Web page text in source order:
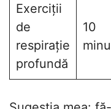
Exerciții
de
respirație
profundă
10